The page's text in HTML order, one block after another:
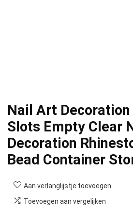
Nail Art Decoration
Slots Empty Clear
Decoration
Bead Container
Aan verlanglijstje toevoegen
Toevoegen aan vergelijken